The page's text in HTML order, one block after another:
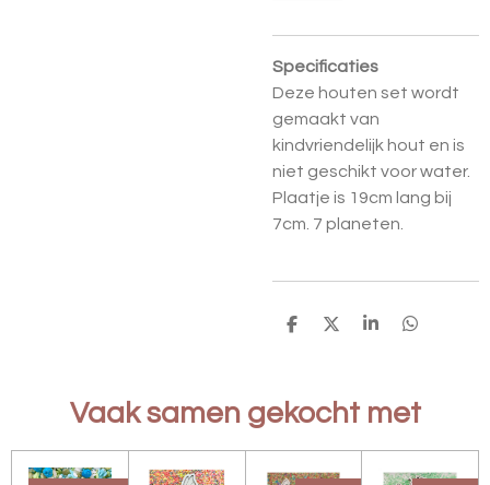
Specificaties
Deze houten set wordt
gemaakt van
kindvriendelijk hout en is
niet geschikt voor water.
Plaatje is 19cm lang bij
7cm. 7 planeten.
D
D
S
D
N
Vaak samen gekocht met